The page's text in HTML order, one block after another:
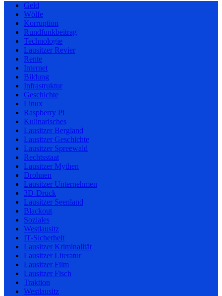
Geld
Wölfe
Korruption
Rundfunkbeitrag
Technologie
Lausitzer Revier
Rente
Internet
Bildung
Infrastruktur
Geschichte
Linux
Raspberry Pi
Kulinarisches
Lausitzer Bergland
Lausitzer Geschichte
Lausitzer Spreewald
Rechtsstaat
Lausitzer Mythen
Drohnen
Lausitzer Unternehmen
3D-Druck
Lausitzer Seenland
Blackout
Soziales
Westlausitz
IT-Sicherheit
Lausitzer Kriminalität
Lausitzer Literatur
Lausitzer Film
Lausitzer Fisch
Traktion
Westlausitz